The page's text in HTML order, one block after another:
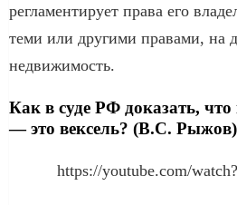
регламентирует права его
теми или другими правами, на
недвижимость.
Как в суде РФ доказать,
— это вексель? (В.С. Рыжов)
https://youtube.com/